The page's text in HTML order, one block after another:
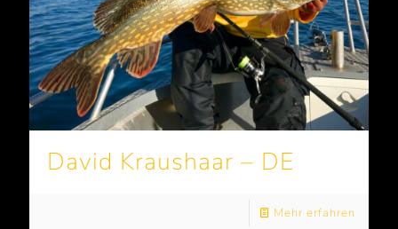
David Kraushaar – DE
Mehr erfahren